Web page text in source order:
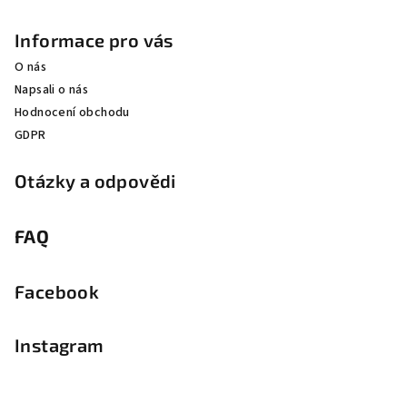
Informace pro vás
O nás
Napsali o nás
Hodnocení obchodu
GDPR
Otázky a odpovědi
FAQ
Facebook
Instagram